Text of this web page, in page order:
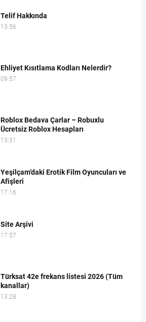
Telif Hakkında
13:56
Ehliyet Kısıtlama Kodları Nelerdir?
09:57
Roblox Bedava Çarlar – Robuxlu
Ücretsiz Roblox Hesapları
13:31
Yeşilçam’daki Erotik Film Oyuncuları ve
Afişleri
17:16
Site Arşivi
17:57
Türksat 42e frekans listesi 2026 (Tüm
kanallar)
13:28